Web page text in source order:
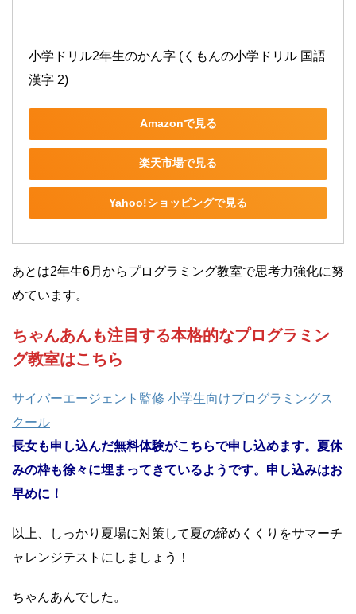
小学ドリル2年生のかん字 (くもんの小学ドリル 国語
漢字 2)
Amazonで見る
楽天市場で見る
Yahoo!ショッピングで見る
あとは2年生6月からプログラミング教室で思考力強化に努
めています。
ちゃんあんも注目する本格的なプログラミン
グ教室はこちら
サイバーエージェント監修 小学生向けプログラミングス
クール
長女も申し込んだ無料体験がこちらで申し込めます。夏休
みの枠も徐々に埋まってきているようです。申し込みはお
早めに！
以上、しっかり夏場に対策して夏の締めくくりをサマーチ
ャレンジテストにしましょう！
ちゃんあんでした。